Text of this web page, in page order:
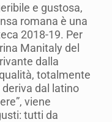
e gustosa,
romana è una
2018-19. Per
Manitaly del
dalla
totalmente
deriva dal latino
viene
tutti da